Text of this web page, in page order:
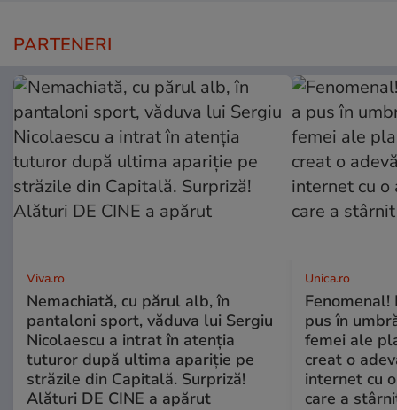
PARTENERI
Viva.ro
Nemachiată, cu părul alb, în
pantaloni sport, văduva lui Sergiu
Nicolaescu a intrat în atenția
tuturor după ultima apariție pe
străzile din Capitală. Surpriză!
Alături DE CINE a apărut
Unica.ro
pus în
femei ale
creat o
internet cu
care a